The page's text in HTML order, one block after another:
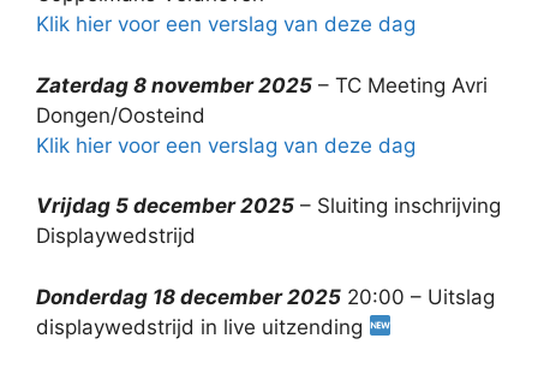
Klik hier voor een verslag van deze dag
Zaterdag 8 november 2025 – TC Meeting Avri
Dongen/Oosteind
Klik hier voor een verslag van deze dag
Vrijdag 5 december 2025 – Sluiting inschrijving
Displaywedstrijd
Donderdag 18 december 2025 20:00 – Uitslag
displaywedstrijd in live uitzending